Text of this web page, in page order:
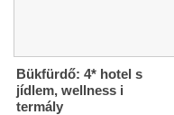
Bükfürdő: 4* hotel s
jídlem, wellness i
termály